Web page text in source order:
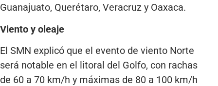
Guanajuato, Querétaro, Veracruz y Oaxaca.
Viento y oleaje
El SMN explicó que el evento de viento Norte
será notable en el litoral del Golfo, con rachas
de 60 a 70 km/h y máximas de 80 a 100 km/h